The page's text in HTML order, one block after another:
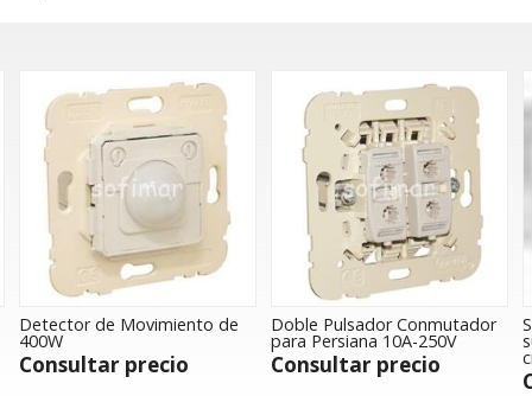
de Doble Pulsador Conmutador
Consultar precio
Sensor de temperatura
suelo para termostato y
cronotermostato
Consultar precio